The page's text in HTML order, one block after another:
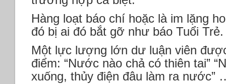
Hàng loạt báo chí hoặc là im lặng
đó bị ai đó bắt gỡ như báo Tuổi
Một lực lượng lớn dư luận viên
điểm: “Nước nào chả có thiên tai”
xuống, thủy điện đâu làm ra